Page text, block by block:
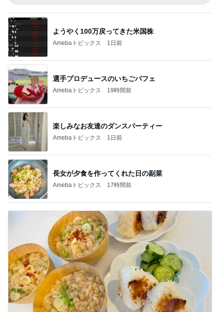
ようやく100万戻ってきた米国株
Amebaトピックス 1日前
選手プロデュースのいちごパフェ
Amebaトピックス 19時間前
楽しみなお友達のダンスパーティー
Amebaトピックス 1日前
長女が夕食を作ってくれた日の副菜
Amebaトピックス 17時間前